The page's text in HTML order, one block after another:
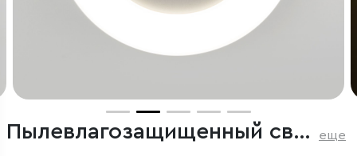
Пылевлагозащищенный светодиодный светильник 18W 4200K IP65 еще